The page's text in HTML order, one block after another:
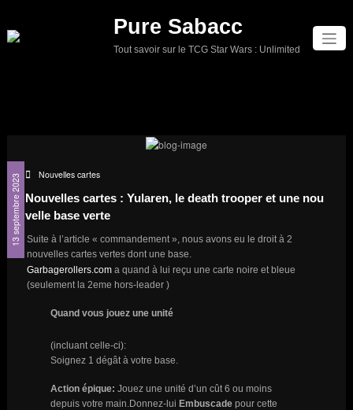
contenu
Pure Sabacc
Tout savoir sur le TCG Star Wars : Unlimited
13 septembre 2023 Nouvelles cartes
Nouvelles cartes : Yularen, le death trooper et une nou
velle base verte
Suite à l’article « commandement », nous avons eu le droit à 2
nouvelles cartes vertes dont une base.
Garbagerollers.coma quand à lui reçu une carte noire et bleue
(seulement la 2eme hors-leader )
Quand vous jouez une unité
(incluant celle-ci):
Soignez 1 dégât à votre base.
Action épique: Jouez une unité d’un cût 6 ou moins
depuis votre main.Donnez-lui Embuscadepour cette